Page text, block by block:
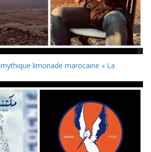
limonade marocaine « La